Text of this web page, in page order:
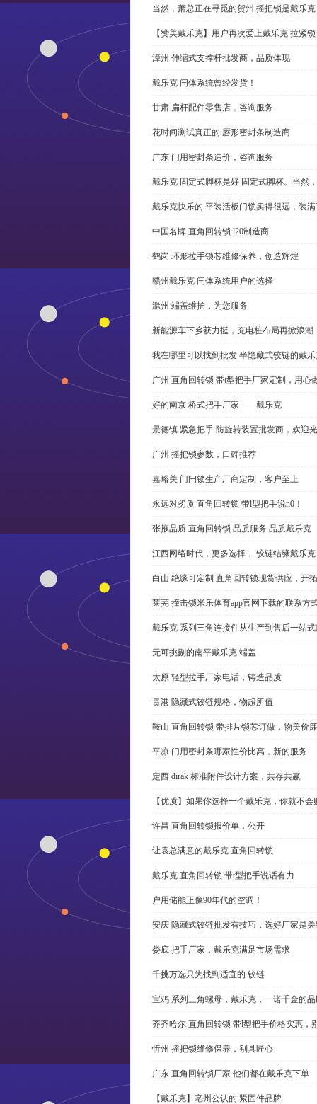
当然，萧总正在寻觅的贺州 摇把锁是戴乐克
【赞美戴乐克】用户再次爱上戴乐克 拉紧锁
漳州 伸缩式支撑杆批发商，品质体现
戴乐克 闩体系统曾经发货！
甘肃 扁杆配件零售店，咨询服务
花时间测试真正的 唇形密封条制造商
广东 门用密封条造价，咨询服务
戴乐克 固定式脚杯是好 固定式脚杯。当然
戴乐克快乐的 平装活板门锁卖得很远，装
中国名牌 直角回转锁 l20制造商
鹤岗 环形拉手锁芯维修保养，创造辉煌
赣州戴乐克 闩体系统用户的选择
滁州 端盖维护，为您服务
新能源车下乡获力挺，充电桩布局再掀浪潮
我在哪里可以找到批发 半隐藏式铰链的戴
广州 直角回转锁 带t型把手厂家定制，用心
好的南京 桥式把手厂家——戴乐克
景德镇 紧急把手 防旋转装置批发商，欢迎
广州 摇把锁参数，口碑推荐
嘉峪关 门闩锁生产厂商定制，客户至上
永远对劣质 直角回转锁 带l型把手说n0！
张掖品质 直角回转锁 品质服务 品质戴乐克
江西网络时代，更多选择， 铰链结缘戴乐克
白山 绝缘可定制 直角回转锁现货供应，开
莱芜 撞击锁米乐体育app官网下载的联系方
戴乐克 系列三角连接件从生产到售后一站
无可挑剔的南平戴乐克 端盖
太原 轻型拉手厂家电话，铸造品质
贵港 隐藏式铰链规格，物超所值
鞍山 直角回转锁 带排片锁芯订做，物美价廉
平凉 门用密封条哪家性价比高，新的服务
定西 dirak 标准附件设计方案，共存共赢
【优质】如果你选择一个戴乐克，你就不
许昌 直角回转锁报价单，公开
让袁总满意的戴乐克 直角回转锁
戴乐克 直角回转锁 带t型把手说话有力
户用储能正像90年代的空调！
安庆 隐藏式铰链批发有技巧，选好厂家是
娄底 把手厂家，戴乐克满足市场需求
千挑万选只为找到适宜的 铰链
宝鸡 系列三角螺母，戴乐克，一诺千金的
齐齐哈尔 直角回转锁 带l型把手价格实惠，
忻州 摇把锁维修保养，别具匠心
广东 直角回转锁厂家 他们都在戴乐克下单
【戴乐克】亳州公认的 紧固件品牌